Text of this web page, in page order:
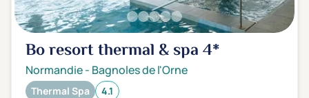
Bo resort thermal & spa4*
Normandie- Bagnoles de l'Orne
Thermal Spa 4.1